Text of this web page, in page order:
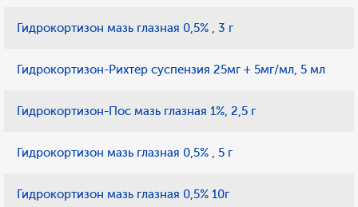
Гидрокортизон мазь глазная 0,5% , 3 г
Гидрокортизон-Рихтер суспензия 25мг + 5мг/мл, 5 мл
Гидрокортизон-Пос мазь глазная 1%, 2,5 г
Гидрокортизон мазь глазная 0,5% , 5 г
Гидрокортизон мазь глазная 0,5% 10г